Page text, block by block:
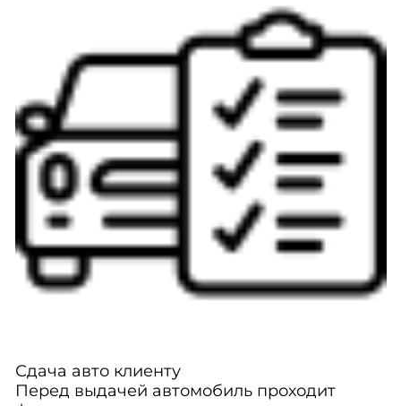
Сдача авто клиенту
Перед выдачей автомобиль проходит